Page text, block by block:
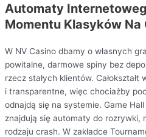
Automaty
Momentu Klasyków Na
W NV Casino dbamy o własnych
powitalne, darmowe spiny bez
rzecz stałych klientów.
i transparentne, więc chociażby
odnajdą się na systemie. Game
znajdują się automaty do rozrywki,
rodzaju crash. W zakładce